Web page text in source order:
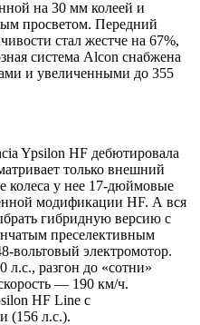
на 30 мм колеей и
просветом. Передний
стал жестче на 67%,
система Alcon снабжена
и увеличенными до 355
Ypsilon HF дебютировала
только внешний
колеса у нее 17-дюймовые
модификации HF. А вся
гибридную версию с
преселективным
вольтовый электромотор.
разгон до «сотни»
— 190 км/ч.
HF Line с
(156 л.с.).